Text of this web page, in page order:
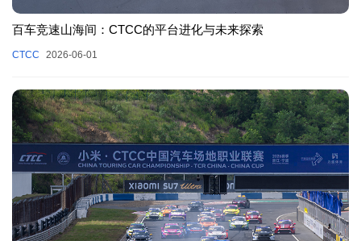
百车竞速山海间：CTCC的平台进化与未来探索
CTCC 2026-06-01